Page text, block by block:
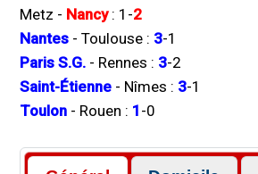
Metz - Nancy: 1 -2
Nantes - Toulouse : 3-1
Paris S.G. - Rennes : 3-2
Saint-Étienne - Nîmes : 3-1
Toulon - Rouen : 1 -0